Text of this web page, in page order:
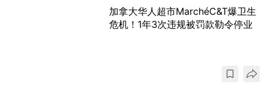
加拿大华人超市MarchéC&T爆卫生
危机！1年3次违规被罚款勒令停业